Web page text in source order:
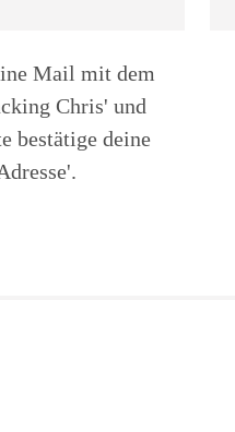
Mail mit dem
Chris' und
bestätige deine
'.